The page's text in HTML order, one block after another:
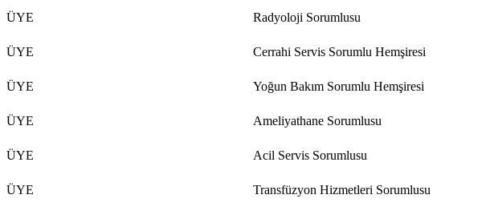
ÜYE Radyoloji Sorumlusu
ÜYE Cerrahi Servis Sorumlu Hemşiresi
ÜYE Yoğun Bakım Sorumlu Hemşiresi
ÜYE Ameliyathane Sorumlusu
ÜYE Acil Servis Sorumlusu
ÜYE Transfüzyon Hizmetleri Sorumlusu